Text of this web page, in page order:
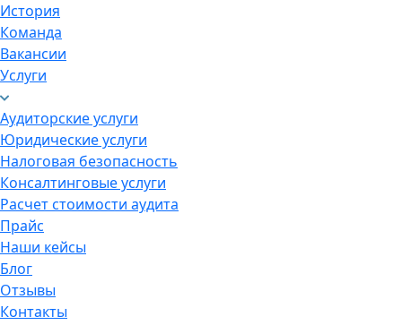
История
Команда
Вакансии
Услуги
Аудиторские услуги
Юридические услуги
Налоговая безопасность
Консалтинговые услуги
Расчет стоимости аудита
Прайс
Наши кейсы
Блог
Отзывы
Контакты